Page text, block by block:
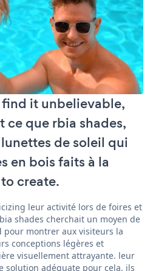
it unbelievable,
ce que rbia shades,
de soleil qui
en bois faits à la
create.
leur activité lors de foires et
shades cherchait un moyen de
montrer aux visiteurs la
conceptions légères et
visuellement attrayante. leur
solution adéquate pour cela. ils